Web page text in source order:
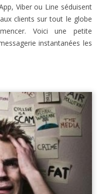
Viber ou Line séduisent
clients sur tout le globe
Voici une petite
instantanées les